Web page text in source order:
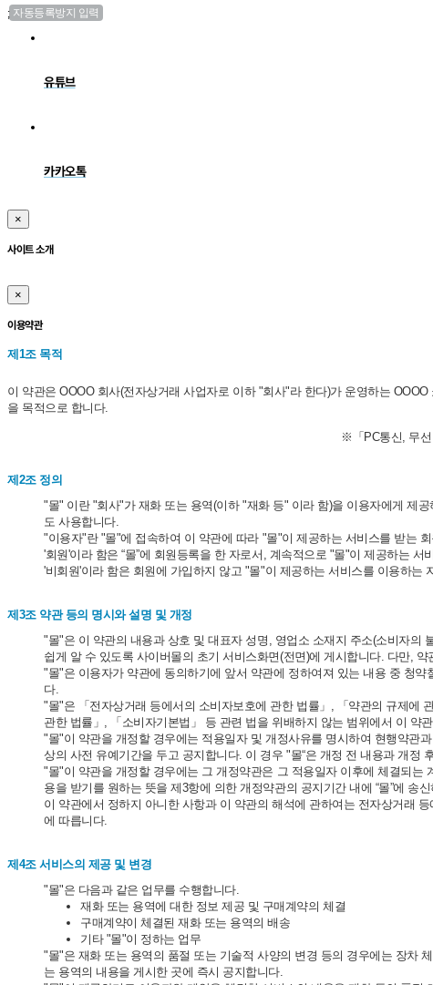
;
유튜브
카카오톡
×
사이트 소개
×
이용약관
제1조 목적
이 약관은 OOOO 회사(전자상거래 사업자로 이하 "회사"라 한다)가 운영하는
을 목적으로 합니다.
※「PC통신, 무선
제2조 정의
"몰" 이란 "회사"가 재화 또는 용역(이하 "재화 등" 이라 함)을 이용자에게 제
도 사용합니다.
"이용자"란 "몰"에 접속하여 이 약관에 따라 "몰"이 제공하는 서비스를 받는
'회원'이라 함은 “몰”에 회원등록을 한 자로서, 계속적으로 "몰"이 제공하는
'비회원'이라 함은 회원에 가입하지 않고 "몰"이 제공하는 서비스를 이용하는
제3조 약관 등의 명시와 설명 및 개정
"몰"은 이 약관의 내용과 상호 및 대표자 성명, 영업소 소재지 주소(소비자의
쉽게 알 수 있도록 사이버몰의 초기 서비스화면(전면)에 게시합니다. 다만,
"몰"은 이용자가 약관에 동의하기에 앞서 약관에 정하여져 있는 내용 중 청
다.
"몰"은 「전자상거래 등에서의 소비자보호에 관한 법률」, 「약관의 규제에
관한 법률」, 「소비자기본법」 등 관련 법을 위배하지 않는 범위에서 이 약
"몰"이 약관을 개정할 경우에는 적용일자 및 개정사유를 명시하여 현행약관
상의 사전 유예기간을 두고 공지합니다. 이 경우 "몰“은 개정 전 내용과 개정
"몰"이 약관을 개정할 경우에는 그 개정약관은 그 적용일자 이후에 체결되
용을 받기를 원하는 뜻을 제3항에 의한 개정약관의 공지기간 내에 “몰”에 송
이 약관에서 정하지 아니한 사항과 이 약관의 해석에 관하여는 전자상거래
에 따릅니다.
제4조 서비스의 제공 및 변경
"몰"은 다음과 같은 업무를 수행합니다.
재화 또는 용역에 대한 정보 제공 및 구매계약의 체결
구매계약이 체결된 재화 또는 용역의 배송
기타 "몰"이 정하는 업무
"몰"은 재화 또는 용역의 품절 또는 기술적 사양의 변경 등의 경우에는 장차
는 용역의 내용을 게시한 곳에 즉시 공지합니다.